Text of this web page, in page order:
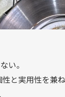
い。
と実用性を兼